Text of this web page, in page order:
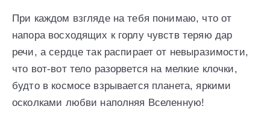
При каждом взгляде на тебя понимаю, что от
напора восходящих к горлу чувств теряю дар
речи, а сердце так распирает от невыразимости,
что вот-вот тело разорвется на мелкие клочки,
будто в космосе взрывается планета, яркими
осколками любви наполняя Вселенную!